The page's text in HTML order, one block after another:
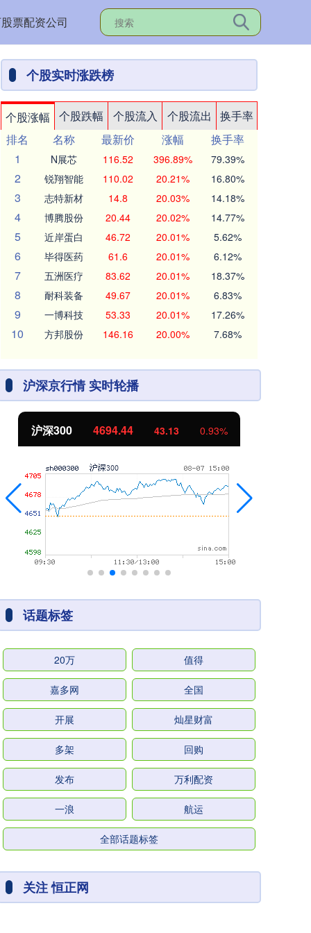
票配资公司
个股实时涨跌榜
个股涨幅 个股跌幅 个股流入 个股流出
换手率
排名
名称 最新价 涨幅
换手率
1
N展芯 116.52 396.89% 79.39%
2 锐翔智能 110.02 20.21% 16.80%
3 志特新材 14.8 20.03% 14.18%
4 博腾股份 20.44 20.02% 14.77%
5 近岸蛋白 46.72 20.01% 5.62%
6 毕得医药 61.6 20.01% 6.12%
7 五洲医疗 83.62 20.01% 18.37%
8 耐科装备 49.67 20.01% 6.83%
9 一博科技 53.33 20.01% 17.26%
10 方邦股份 146.16 20.00% 7.68%
沪深京行情 实时轮播
沪深300 4694.44 43.13 0.93%
话题标签
20万 值得
嘉多网 全国
开展 灿星财富
多架 回购
发布 万利配资
一浪 航运
全部话题标签
关注 恒正网